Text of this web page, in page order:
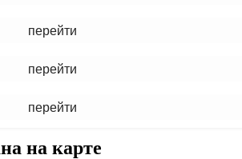
перейти
перейти
перейти
на карте